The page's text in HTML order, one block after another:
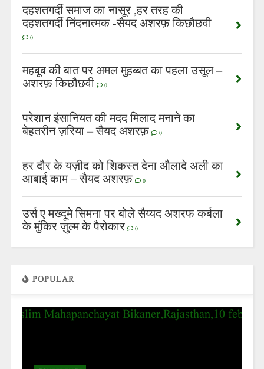
दहशतगर्दी समाज का नासूर ,हर तरह की
दहशतगर्दी निंदनात्मक -सैयद अशरफ़ किछौछवी
0
महबूब की बात पर अमल मुहब्बत का पहला उसूल –
अशरफ़ किछौछवी 0
परेशान इंसानियत की मदद मिलाद मनाने का
बेहतरीन ज़रिया – सैयद अशरफ़ 0
हर दौर के यज़ीद को शिकस्त देना औलादे अली का
आबाई काम – सैयद अशरफ़ 0
उर्स ए मख्दूमे सिमना पर बोले सैय्यद अशरफ कर्बला
के मुंकिर ज़ुल्म के पैरोकार 0
POPULAR